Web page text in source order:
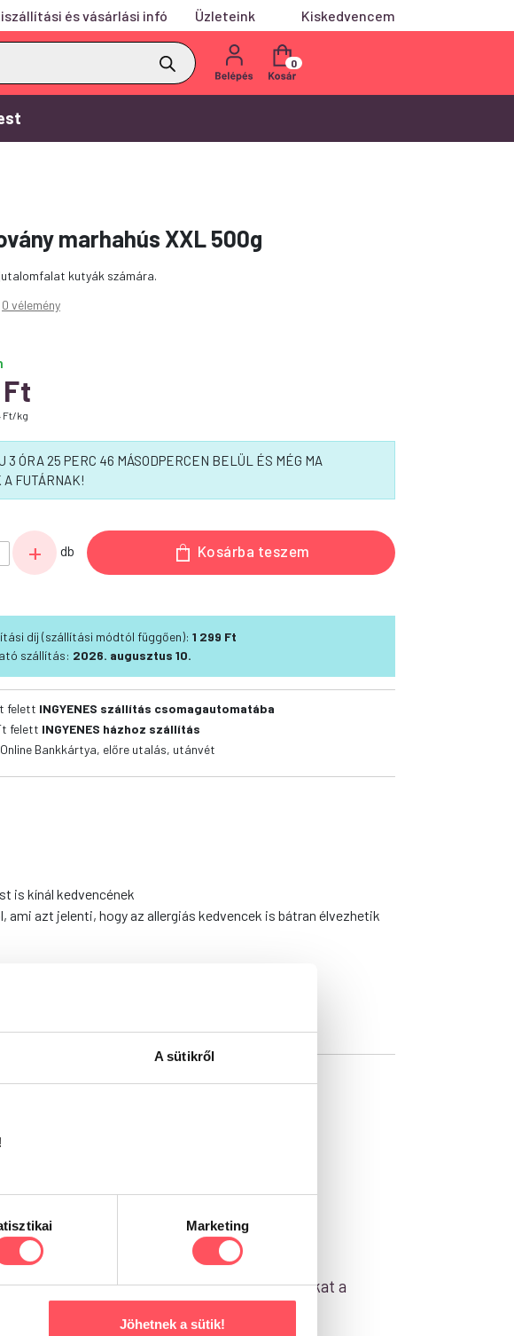
A sütikről
Marketing
Jöhetnek a sütik!
és vásárlási infó Üzleteink
Kiskedvencem
0
marhahús XXL 500g
kutyák számára.
0 vélemény
Ft
Ft/kg
3 ÓRA 25 PERC 45 MÁSODPERCEN BELÜL ÉS MÉG MA
A FUTÁRNAK!
+ db Kosárba teszem
díj (szállítási módtól függően):1 299 Ft
szállítás: 2026. augusztus 10.
felett INGYENES szállítás csomagautomatába
felett INGYENES házhoz szállítás
Bankkártya, előre utalás, utánvét
is kínál kedvencének
azt jelenti, hogy az allergiás kedvencek is bátran élvezhetik
nyersrost 2,63%
a Petguru közösségével! Segítsd a gazdikat a